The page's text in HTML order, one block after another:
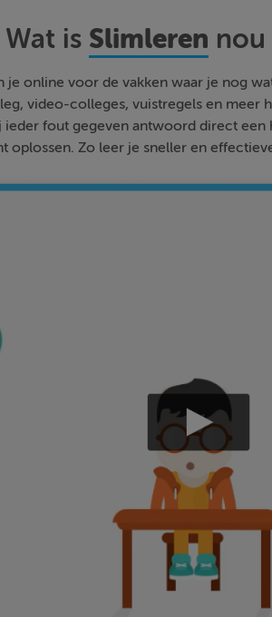
Wat is Slimleren nou
je online voor de vakken waar je nog
video-colleges, vuistregels en meer
ieder fout gegeven antwoord direct
oplossen. Zo leer je sneller en